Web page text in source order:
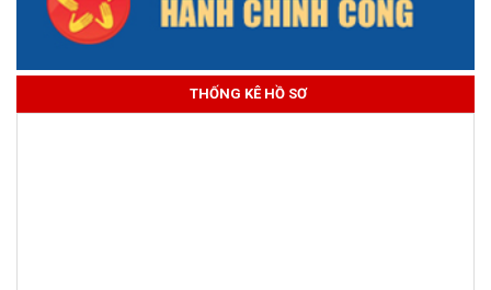
THỐNG KÊ HỒ SƠ